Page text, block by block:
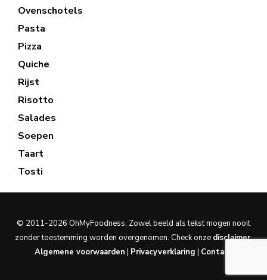
Ovenschotels
Pasta
Pizza
Quiche
Rijst
Risotto
Salades
Soepen
Taart
Tosti
© 2011-2026 OhMyFoodness. Zowel beeld als tekst mogen nooit
zonder toestemming worden overgenomen. Check onze disclaimer.
Algemene voorwaarden | Privacyverklaring | Contact